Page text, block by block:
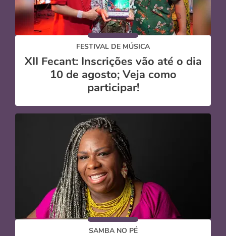
FESTIVAL DE MÚSICA
XII Fecant: Inscrições vão até o dia
10 de agosto; Veja como
participar!
SAMBA NO PÉ